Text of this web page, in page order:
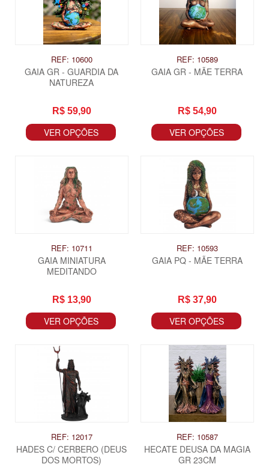
REF: 10600
GAIA GR - GUARDIA DA
NATUREZA
R$ 59,90
VER OPÇÕES
REF: 10589
GAIA GR - MÃE TERRA
R$ 54,90
VER OPÇÕES
REF: 10711
GAIA MINIATURA
MEDITANDO
R$ 13,90
VER OPÇÕES
REF: 10593
GAIA PQ - MÃE TERRA
R$ 37,90
VER OPÇÕES
REF: 12017
HADES C/ CERBERO (DEUS
DOS MORTOS)
REF: 10587
HECATE DEUSA DA MAGIA
GR 23CM